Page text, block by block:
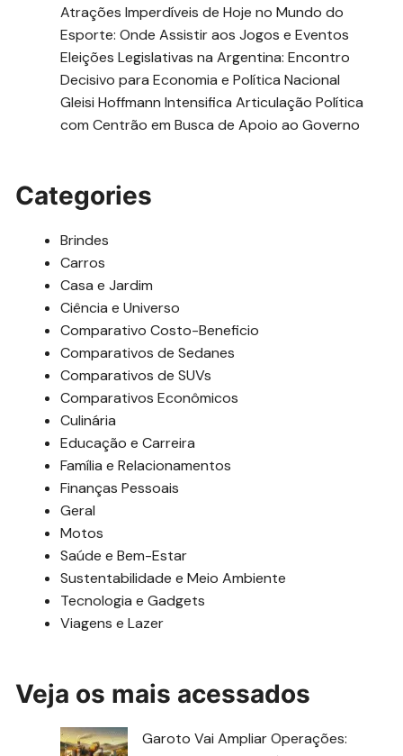
Atrações Imperdíveis de Hoje no Mundo do
Esporte: Onde Assistir aos Jogos e Eventos
Eleições Legislativas na Argentina: Encontro
Decisivo para Economia e Política Nacional
Gleisi Hoffmann Intensifica Articulação Política
com Centrão em Busca de Apoio ao Governo
Categories
Brindes
Carros
Casa e Jardim
Ciência e Universo
Comparativo Costo-Beneficio
Comparativos de Sedanes
Comparativos de SUVs
Comparativos Econômicos
Culinária
Educação e Carreira
Família e Relacionamentos
Finanças Pessoais
Geral
Motos
Saúde e Bem-Estar
Sustentabilidade e Meio Ambiente
Tecnologia e Gadgets
Viagens e Lazer
Veja os mais acessados
Garoto Vai Ampliar Operações: